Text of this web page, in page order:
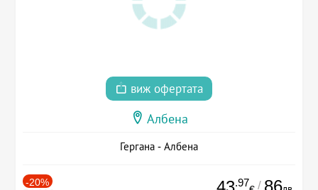
виж офертата
Албена
Гергана - Албена
-20% .97 / 86